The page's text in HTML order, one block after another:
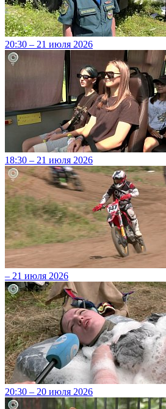
20:30 – 21 июля 2026
18:30 – 21 июля 2026
– 21 июля 2026
20:30 – 20 июля 2026